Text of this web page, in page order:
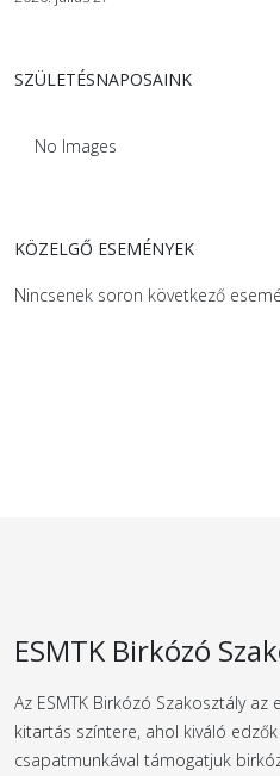
SZÜLETÉSNAPOSAINK
No Images
KÖZELGŐ ESEMÉNYEK
Nincsenek soron következő
ESMTK Birkózó
Az ESMTK Birkózó Szakosztály
kitartás színtere, ahol kiváló
csapatmunkával támogatjuk